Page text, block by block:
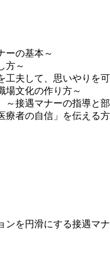
ーの基本～
方～
夫して、思いやりを
文化の作り方～
接遇マナーの指導と
者の自信」を伝える方
を円滑にする接遇マナ